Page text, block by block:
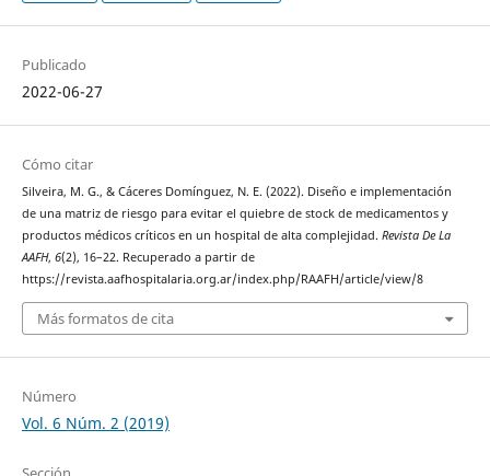
Publicado
2022-06-27
Cómo citar
Silveira, M. G., & Cáceres Domínguez, N. E. (2022). Diseño e implementación
de una matriz de riesgo para evitar el quiebre de stock de medicamentos y
productos médicos críticos en un hospital de alta complejidad. Revista De La
AAFH, 6(2), 16–22. Recuperado a partir de
https://revista.aafhospitalaria.org.ar/index.php/RAAFH/article/view/8
Más formatos de cita
Número
Vol. 6 Núm. 2 (2019)